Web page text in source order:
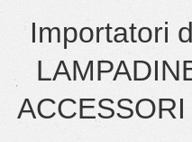
Importatori